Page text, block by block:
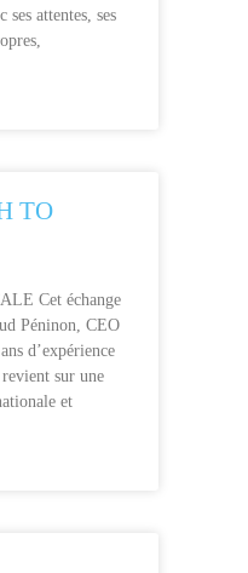
attentes, ses
TO
Cet échange
Péninon, CEO
d’expérience
sur une
et